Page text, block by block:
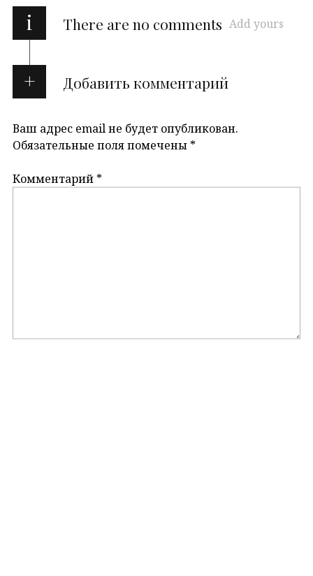
i There are no comments Add yours
Добавить комментарий
Ваш адрес email не будет опубликован.
Обязательные поля помечены *
Комментарий *